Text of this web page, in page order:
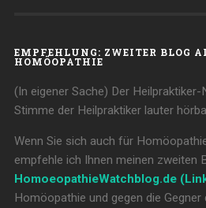
EMPFEHLUNG: ZWEITER BLOG
HOMÖOPATHIE
(In eigener Sache) Der
Stimme der Heilpraktiker lauter
Wenn Sie sich auch für
empfehle ich Ihnen meinen zweiten
HomoeopathieWatchblog.de
Homöopathie und gegen die Gegner